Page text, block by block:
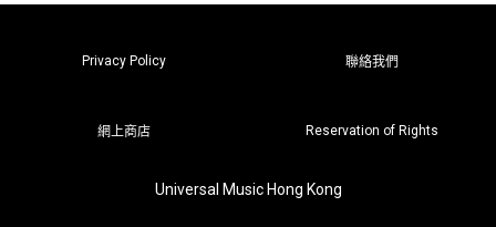
Privacy Policy 聯絡我們
網上商店 Reservation of Rights
Universal Music Hong Kong